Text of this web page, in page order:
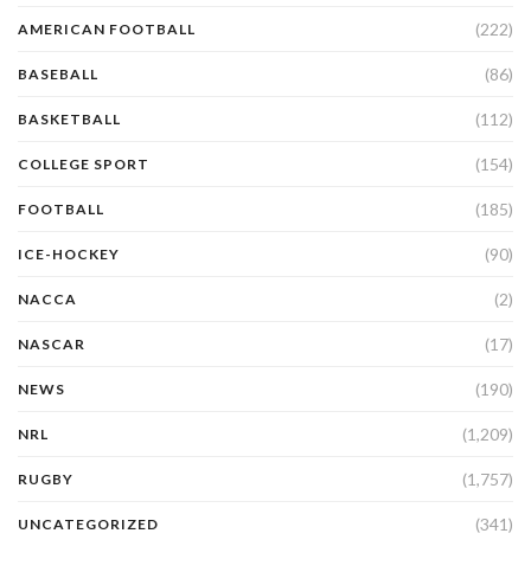
AMERICAN FOOTBALL (222)
BASEBALL (86)
BASKETBALL (112)
COLLEGE SPORT (154)
FOOTBALL (185)
ICE-HOCKEY (90)
NACCA (2)
NASCAR (17)
NEWS (190)
NRL (1,209)
RUGBY (1,757)
UNCATEGORIZED (341)